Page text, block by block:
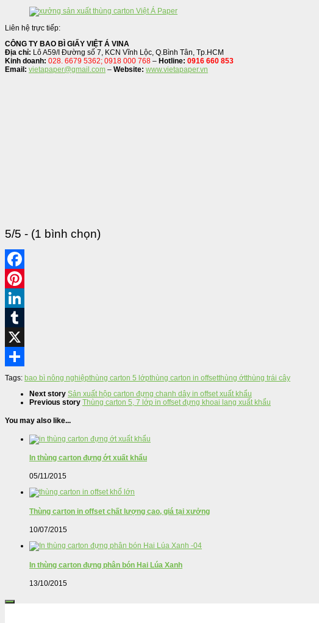
Liên hệ trực tiếp:
CÔNG TY BAO BÌ GIẤY VIỆT Á VINA
Địa chỉ: Lô A59/I Đường số 7, KCN Vĩnh Lộc, Q.Bình Tân, Tp.HCM
Kinh doanh: 028. 6679 5362; 0918 000 768 – Hotline: 0916 660 853
Email: vietapaper@gmail.com – Website: www.vietapaper.vn
5/5 - (1 bình chọn)
Tags: bao bì nông nghiệpthùng carton 5 lớpthùng carton in offsetthùng ớtthùng trái cây
Next story Sản xuất hộp carton đựng chanh dây in offset xuất khẩu
Previous story Thùng carton 5, 7 lớp in offset đựng khoai lang xuất khẩu
You may also like...
In thùng carton đựng ớt xuất khẩu
05/11/2015
Thùng carton in offset chất lượng cao, giá tại xưởng
10/07/2015
In thùng carton đựng phân bón Hai Lúa Xanh
13/10/2015